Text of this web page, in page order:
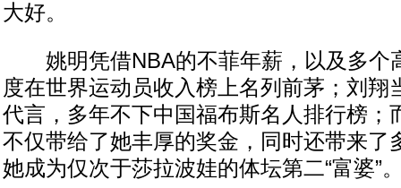
大好。
姚明凭借NBA的不菲年薪，以及多个
度在世界运动员收入榜上名列前茅；刘翔
代言，多年不下中国福布斯名人排行榜；
不仅带给了她丰厚的奖金，同时还带来了
她成为仅次于莎拉波娃的体坛第二“富婆”